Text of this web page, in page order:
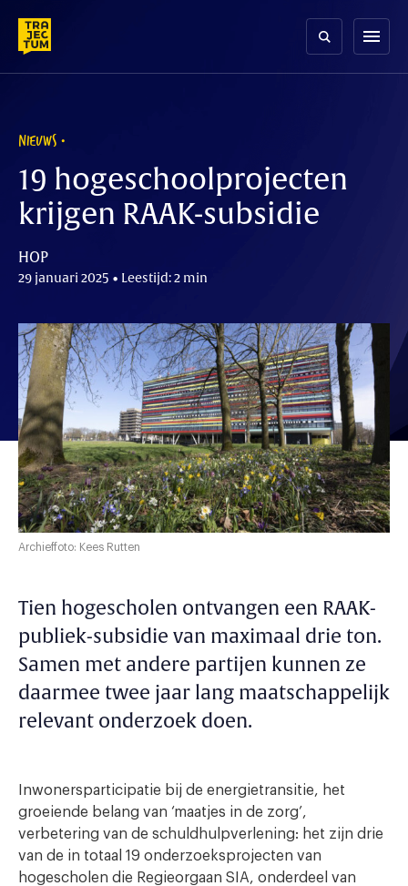
content
menu
NIEUWS
19 hogeschoolprojecten
krijgen RAAK-subsidie
HOP
29 januari 2025 • Leestijd: 2 min
Archieffoto: Kees Rutten
Tien hogescholen ontvangen een RAAK-
publiek-subsidie van maximaal drie ton.
Samen met andere partijen kunnen ze
daarmee twee jaar lang maatschappelijk
relevant onderzoek doen.
Inwonersparticipatie bij de energietransitie, het
groeiende belang van ‘maatjes in de zorg’,
verbetering van de schuldhulpverlening: het zijn drie
van de in totaal 19 onderzoeksprojecten van
hogescholen die Regieorgaan SIA, onderdeel van